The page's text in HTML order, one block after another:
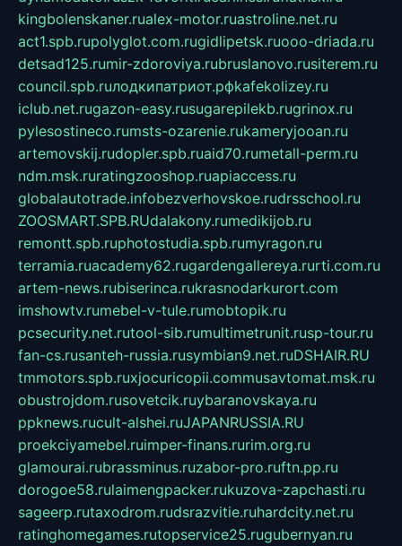
kingbolenskaner.rualex-motor.ruastroline.net.ru
act1.spb.rupolyglot.com.rugidlipetsk.ruooo-driada.ru
detsad125.rumir-zdoroviya.rubruslanovo.rusiterem.ru
council.spb.ruлодкипатриот.рфkafekolizey.ru
iclub.net.rugazon-easy.rusugarepilekb.rugrinox.ru
pylesostineco.rumsts-ozarenie.rukameryjooan.ru
artemovskij.rudopler.spb.ruaid70.rumetall-perm.ru
ndm.msk.ruratingzooshop.ruapiaccess.ru
globalautotrade.infobezverhovskoe.rudrsschool.ru
ZOOSMART.SPB.RUdalakony.rumedikijob.ru
remontt.spb.ruphotostudia.spb.rumyragon.ru
terramia.ruacademy62.rugardengallereya.rurti.com.ru
artem-news.rubiserinca.rukrasnodarkurort.com
imshowtv.rumebel-v-tule.rumobtopik.ru
pcsecurity.net.rutool-sib.rumultimetrunit.rusp-tour.ru
fan-cs.rusanteh-russia.rusymbian9.net.ruDSHAIR.RU
tmmotors.spb.ruxjocuricopii.commusavtomat.msk.ru
obustrojdom.rusovetcik.ruybaranovskaya.ru
ppknews.rucult-alshei.ruJAPANRUSSIA.RU
proekciyamebel.ruimper-finans.rurim.org.ru
glamourai.rubrassminus.ruzabor-pro.ruftn.pp.ru
dorogoe58.rulaimengpacker.rukuzova-zapchasti.ru
sageerp.rutaxodrom.rudsrazvitie.ruhardcity.net.ru
ratinghomegames.rutopservice25.rugubernyan.ru